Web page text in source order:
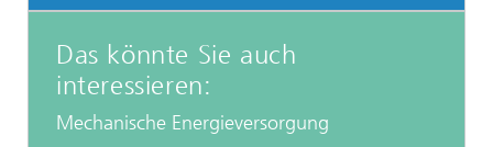
Das könnte Sie auch
interessieren:
Mechanische Energieversorgung